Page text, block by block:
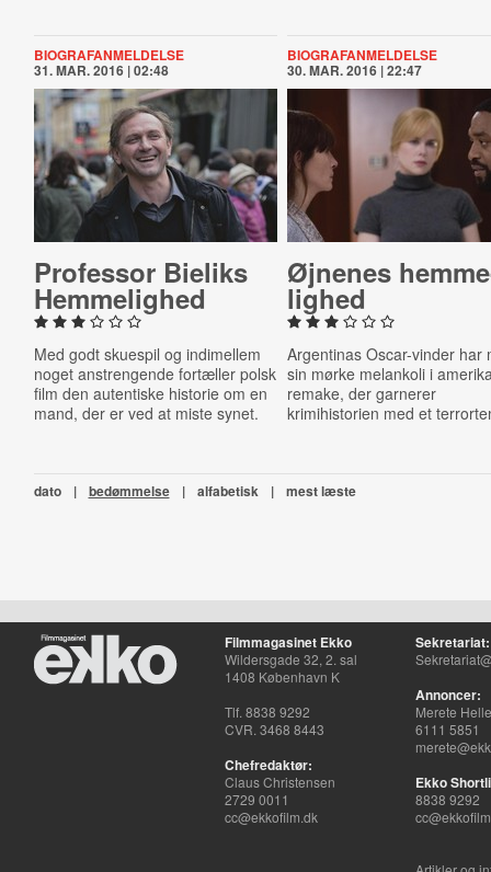
BIOGRAFANMELDELSE
31. MAR. 2016 | 02:48
Professor Bieliks
Hem­me­lig­hed
Med godt skuespil og indimellem
noget anstrengende fortæller polsk
film den autentiske historie om en
mand, der er ved at miste synet.
BIOGRAFANMELDELSE
30. MAR. 2016 | 22:47
Øjnenes
lig­hed
Argentinas Oscar-vinder har
sin mørke melankoli i
remake, der garnerer
krimihistorien med et
dato | bedømmelse | alfabetisk | mest læste
Filmmagasinet Ekko
Wildersgade 32, 2. sal
1408 København K
Tlf. 8838 9292
CVR. 3468 8443
Chefredaktør:
Claus Christensen
2729 0011
cc@ekkofilm.dk
Sekretariat:
Annoncer:
Merete
6111 5851
Ekko
8838 9292